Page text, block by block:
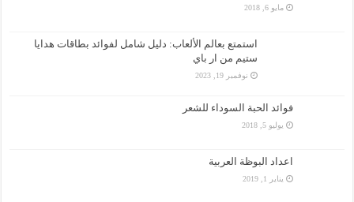
مايو 6, 2018
استمتع بعالم الألعاب: دليل شامل لفوائد بطاقات هدايا
ستيم من ار باي
نوفمبر 19, 2023
فوائد الحبة السوداء للشعر
يوليو 5, 2018
اعداد البوظة العربية
يناير 1, 2019